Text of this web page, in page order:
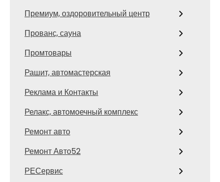
Премиум, оздоровительный центр
Прованс, сауна
Промтовары
Рашит, автомастерская
Реклама и Контакты
Релакс, автомоечный комплекс
Ремонт авто
Ремонт Авто52
РЕСервис